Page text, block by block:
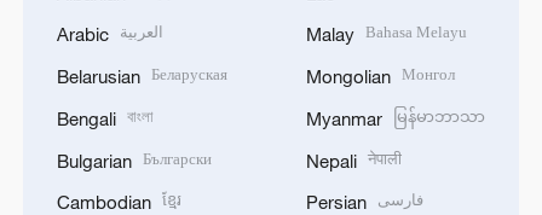
Arabic العربية
Belarusian Беларуская
Bengali বাংলা
Bulgarian Български
Cambodian ខ្មែរ
Malay Bahasa Melayu
Mongolian Монгол
Myanmar မြန်မာဘာသာ
Nepali नेपाली
Persian فارسی